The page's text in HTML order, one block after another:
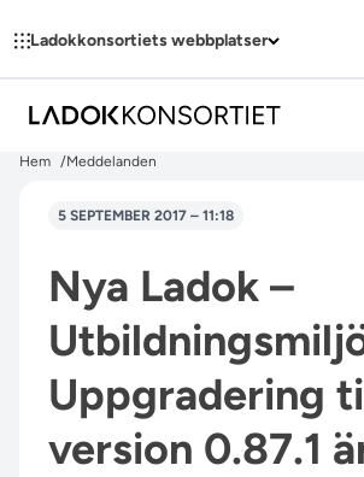
Ladokkonsortiets webbplatser
Hem Meddelanden
5 SEPTEMBER 2017 – 11:18
Nya Ladok –
Uppgradering
version 0.87.1